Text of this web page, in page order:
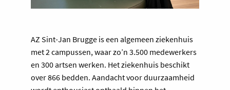
AZ Sint-Jan Brugge is een algemeen ziekenhuis
met 2 campussen, waar zo’n 3.500 medewerkers
en 300 artsen werken. Het ziekenhuis beschikt
over 866 bedden. Aandacht voor duurzaamheid